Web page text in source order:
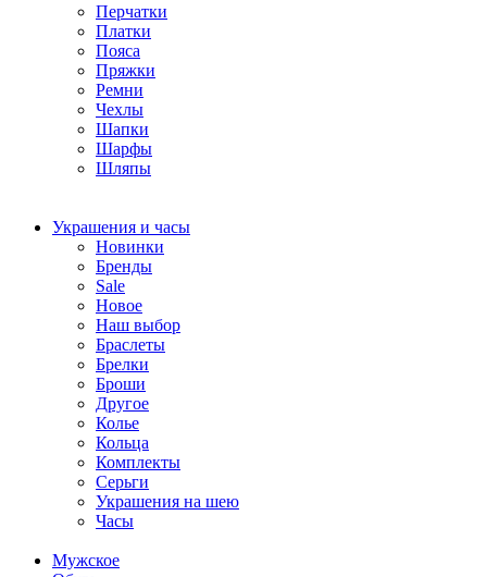
Перчатки
Платки
Пояса
Пряжки
Ремни
Чехлы
Шапки
Шарфы
Шляпы
Украшения и часы
Новинки
Бренды
Sale
Новое
Наш выбор
Браслеты
Брелки
Броши
Другое
Колье
Кольца
Комплекты
Серьги
Украшения на шею
Часы
Мужское